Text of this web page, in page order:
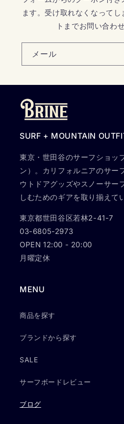
ます。受け取れなくなって
トまでお問い合わ
メール
SURF + MOUNTAIN
東京・世田谷のサーフショッ
ン）。カリフォルニアのサー
ウトドアグッズやスノーサー
しむためのギアを取り揃えて
東京都世田谷区若林2-41-7
03-6805-2973
OPEN 12:00 - 20:00
月曜定休
MENU
商品を探す
ブランドから探す
SALE
サーフボードレビュー
ブログ